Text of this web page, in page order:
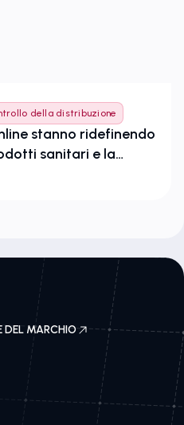
della distribuzione
stanno ridefinendo
sanitari e la
europea
DEL MARCHIO